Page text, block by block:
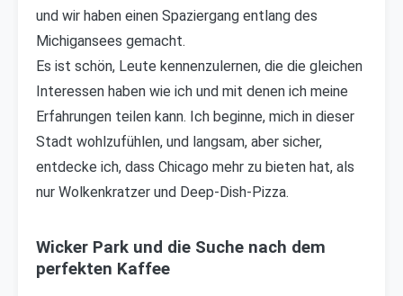
und wir haben einen Spaziergang entlang des
Michigansees gemacht.
Es ist schön, Leute kennenzulernen, die die gleichen
Interessen haben wie ich und mit denen ich meine
Erfahrungen teilen kann. Ich beginne, mich in dieser
Stadt wohlzufühlen, und langsam, aber sicher,
entdecke ich, dass Chicago mehr zu bieten hat, als
nur Wolkenkratzer und Deep-Dish-Pizza.
Wicker Park und die Suche nach dem
perfekten Kaffee